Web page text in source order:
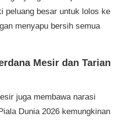
peluang besar untuk lolos ke
menyapu bersih semua
Mesir dan Tarian
juga membawa narasi
Dunia 2026 kemungkinan